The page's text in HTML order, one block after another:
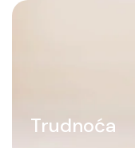
Sve što treba da
koracima u
Trudnoća